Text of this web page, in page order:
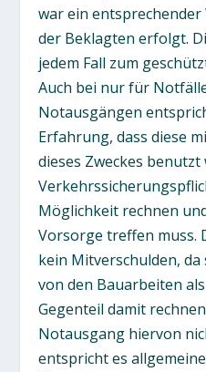
war ein
der Beklagten erfolgt.
jedem Fall zum
Auch bei nur für
Notausgängen
Erfahrung, dass diese
dieses Zweckes
Möglichkeit rechnen
Vorsorge treffen muss.
kein Mitverschulden,
von den Bauarbeiten
Gegenteil damit
Notausgang hiervon
entspricht es